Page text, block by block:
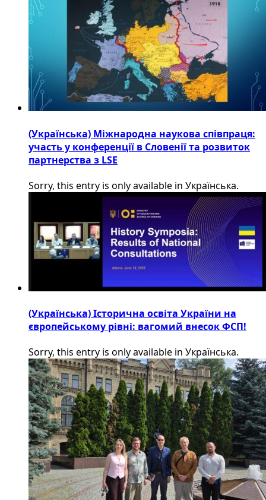
(Українська) Міжнародна наукова співпраця:
участь у конференції в Словенії та розвиток
партнерства з LSE
Sorry, this entry is only available in Українська.
(Українська) Історична освіта України на
європейському рівні: вагомий внесок ФСП!
Sorry, this entry is only available in Українська.